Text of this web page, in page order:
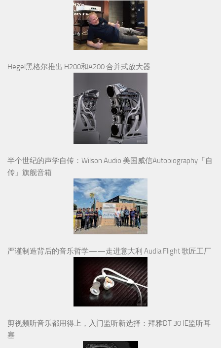
Hegel黑格尔推出 H200和A200 合并式放大器
半个世纪的声学自传：Wilson Audio 美国威信Autobiography「自
传」旗舰音箱
严谨制造背后的音乐哲学——走进意大利 Audia Flight 歌匠工厂
剪视频听音乐都用得上，入门监听新选择：拜雅DT 30 IE监听耳
塞